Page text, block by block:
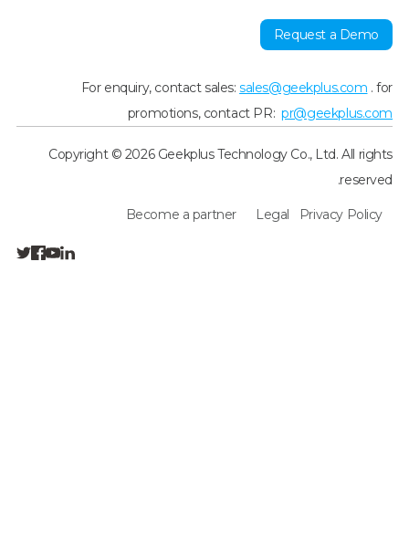
Request a Demo
For enquiry, contact sales:sales@geekplus.com . for
promotions, contact PR:pr@geekplus.com
Copyright © 2026 Geekplus Technology Co., Ltd. All rights
reserved.
Privacy Policy
Legal
Become a partner